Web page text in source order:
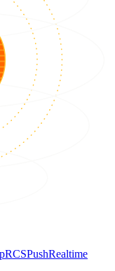
RCSPushRealtime